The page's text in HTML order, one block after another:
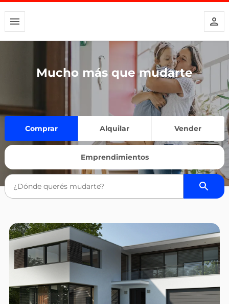
Mucho más que mudarte
Comprar Alquilar Vender
Emprendimientos